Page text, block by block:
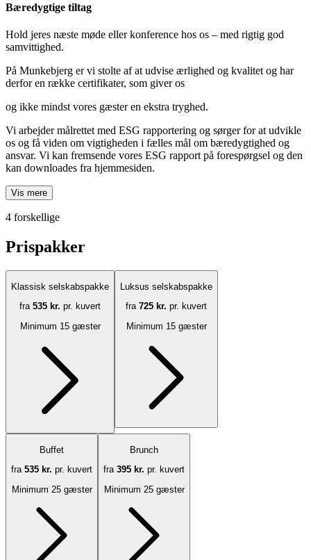
Bæredygtige tiltag
Hold jeres næste møde eller konference hos os – med rigtig god
samvittighed.
På Munkebjerg er vi stolte af at udvise ærlighed og kvalitet og har
derfor en række certifikater, som giver os
og ikke mindst vores gæster en ekstra tryghed.
Vi arbejder målrettet med ESG rapportering og sørger for at udvikle
os og få viden om vigtigheden i fælles mål om bæredygtighed og
ansvar. Vi kan fremsende vores ESG rapport på forespørgsel og den
kan downloades fra hjemmesiden.
Vis mere
4 forskellige
Prispakker
Klassisk selskabspakke
fra 535 kr. pr. kuvert
Minimum 15 gæster
Luksus selskabspakke
fra 725 kr. pr. kuvert
Minimum 15 gæster
Buffet
fra 535 kr. pr. kuvert
Minimum 25 gæster
Brunch
fra 395 kr. pr. kuvert
Minimum 25 gæster